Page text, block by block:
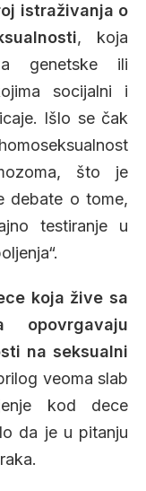
istraživanja o
, koja
genetske ili
socijalni i
Išlo se čak
što je
debate o tome,
testiranje u
koja žive sa
opovrgavaju
na seksualni
veoma slab
kod dece
da je u pitanju